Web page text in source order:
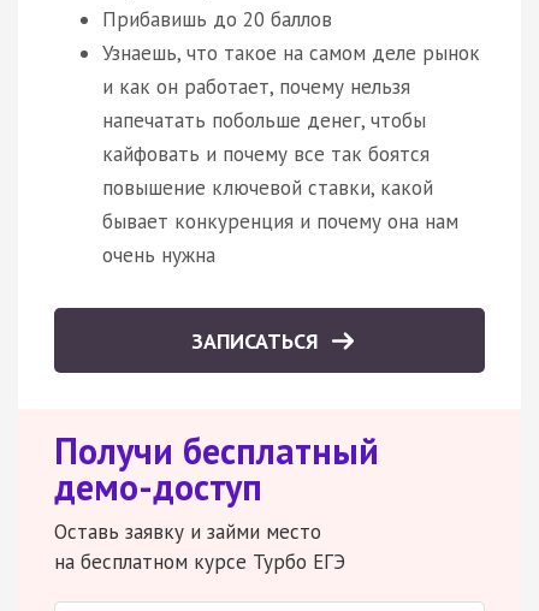
Прибавишь до 20 баллов
Узнаешь, что такое на самом деле рынок
и как он работает, почему нельзя
напечатать побольше денег, чтобы
кайфовать и почему все так боятся
повышение ключевой ставки, какой
бывает конкуренция и почему она нам
очень нужна
ЗАПИСАТЬСЯ
Получи бесплатный
демо-доступ
Оставь заявку и займи место
на бесплатном курсе Турбо ЕГЭ